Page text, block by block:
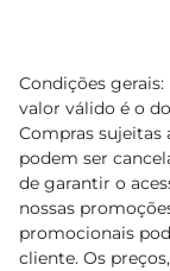
Condições
valor válido é o
Compras sujeitas
podem ser
de garantir o
nossas
promocionais
cliente. Os